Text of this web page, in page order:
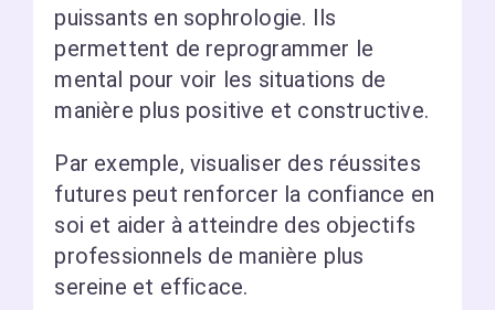
puissants en sophrologie. Ils
permettent de reprogrammer le
mental pour voir les situations de
manière plus positive et constructive.
Par exemple, visualiser des réussites
futures peut renforcer la confiance en
soi et aider à atteindre des objectifs
professionnels de manière plus
sereine et efficace.